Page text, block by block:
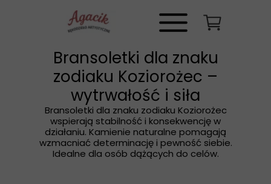
Bransoletki dla znaku
zodiaku Koziorożec –
wytrwałość i siła
Bransoletki dla znaku zodiaku Koziorożec
wspierają stabilność i konsekwencję w
działaniu. Kamienie naturalne pomagają
wzmacniać determinację i pewność siebie.
Idealne dla osób dążących do celów.